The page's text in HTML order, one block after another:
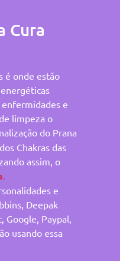
Cura
é onde estão
enfermidades e
limpeza o
do Prana
Chakras das
assim, o
e
Deepak
Google, Paypal,
usando essa